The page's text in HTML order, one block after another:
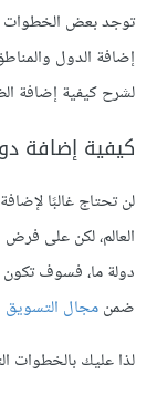
توجد بعض الخطوات
إضافة الدول
لشرح كيفية إضافة
كيفية إضافة
لن تحتاج غالبًا
العالم، لكن على
دولة ما، فسوف
ضمنمجال التسويق
لذا عليك بالخطوات